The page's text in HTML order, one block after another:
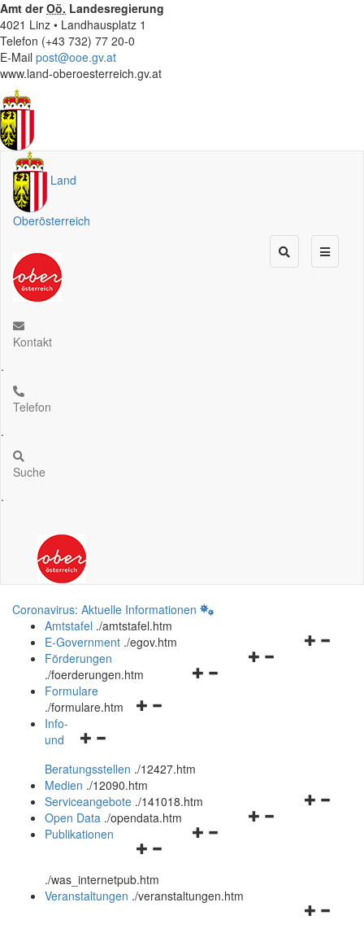
Amt derOö. Landesregierung
4021 Linz • Landhausplatz 1
Telefon (+43 732) 77 20-0
E-Mail post@ooe.gv.at
www.land-oberoesterreich.gv.at
Land
Oberösterreich
Kontakt
.
Telefon
.
Suche
.
Coronavirus: Aktuelle Informationen
Amtstafel ./amtstafel.htm
Navigationsmenü
E-Government ./egov.htm
Navigationsmenü
Förderungen
./foerderungen.htm
Navigationsmenü
Formulare
./formulare.htm
Navigationsmenü
und
schließen
Info-
und
Beratungsstellen ./12427.htm
Medien ./12090.htm
Navigationsmenü
Serviceangebote ./141018.htm
Navigationsmenü
Open Data ./opendata.htm
Navigationsmenü
und
schließen
Publikationen
./was_internetpub.htm
Veranstaltungen ./veranstaltungen.htm